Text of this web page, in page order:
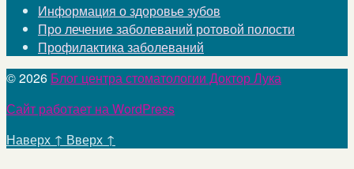
Информация о здоровье зубов
Про лечение заболеваний ротовой полости
Профилактика заболеваний
© 2026 Блог центра стоматологии Доктор Лука
Сайт работает на WordPress
Наверх ↑ Вверх ↑